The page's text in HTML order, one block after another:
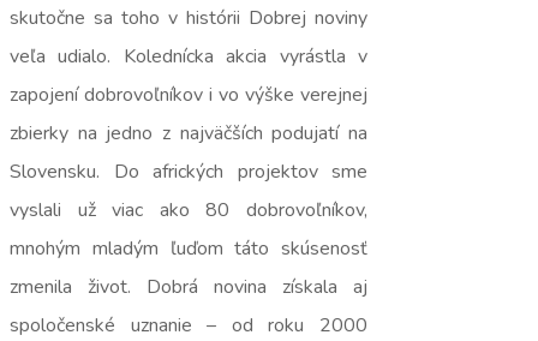
skutočne sa toho v histórii Dobrej noviny
veľa udialo. Kolednícka akcia vyrástla v
zapojení dobrovoľníkov i vo výške verejnej
zbierky na jedno z najväčších podujatí na
Slovensku. Do afrických projektov sme
vyslali už viac ako 80 dobrovoľníkov,
mnohým mladým ľuďom táto skúsenosť
zmenila život. Dobrá novina získala aj
spoločenské uznanie – od roku 2000